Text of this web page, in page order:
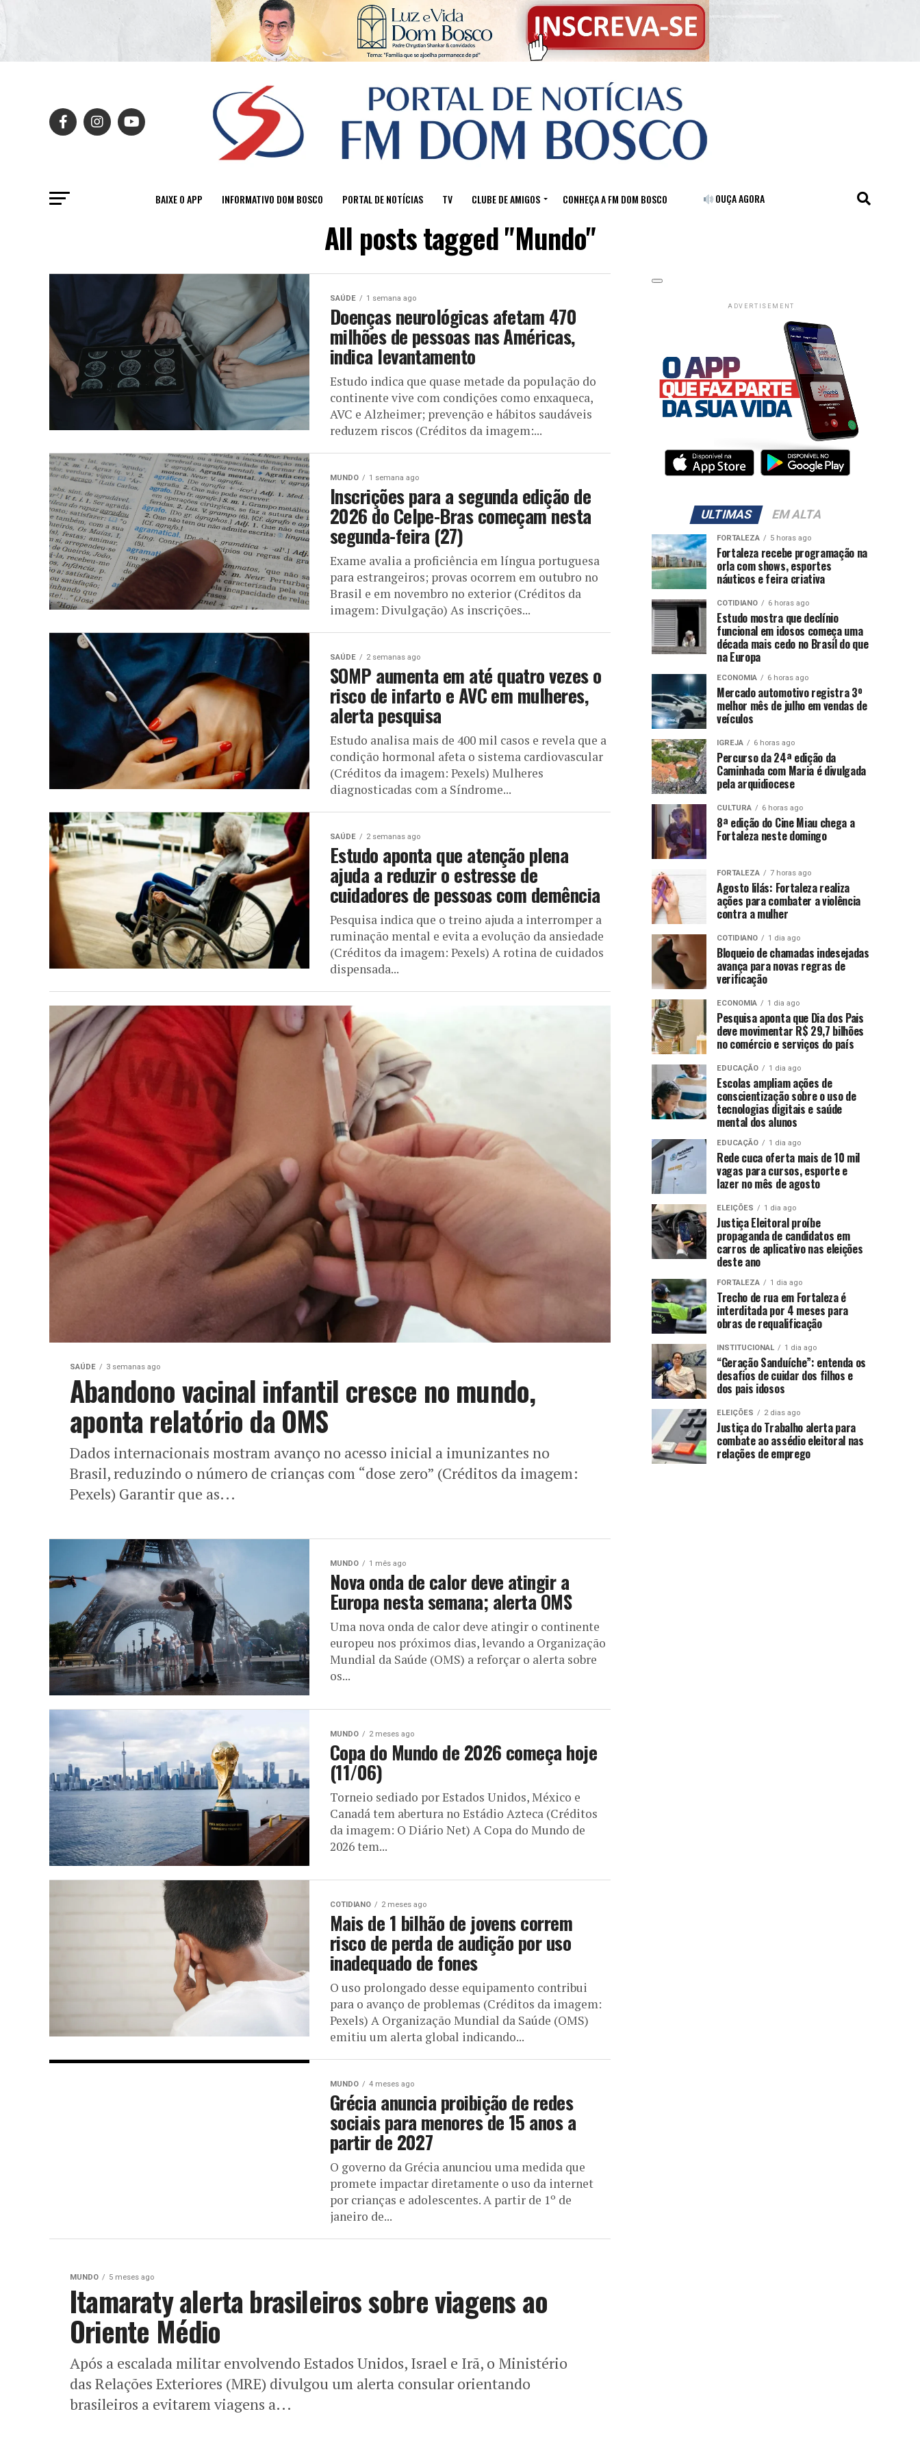
BAIXE O APP INFORMATIVO DOM BOSCO PORTAL DE NOTÍCIAS TV CLUBE DE AMIGOS CONHEÇA A FM DOM BOSCO OUÇA AGORA
All posts tagged "Mundo"
SAÚDE 1 semana ago
Doenças neurológicas afetam 470
milhões de pessoas nas Américas,
indica levantamento
Estudo indica que quase metade da população do
continente vive com condições como enxaqueca,
AVC e Alzheimer; prevenção e hábitos saudáveis
reduzem riscos (Créditos da imagem:...
MUNDO 1 semana ago
Inscrições para a segunda edição de
2026 do Celpe-Bras começam nesta
segunda-feira (27)
Exame avalia a proficiência em língua portuguesa
para estrangeiros; provas ocorrem em outubro no
Brasil e em novembro no exterior (Créditos da
imagem: Divulgação) As inscrições...
SAÚDE 2 semanas ago
SOMP aumenta em até quatro vezes o
risco de infarto e AVC em mulheres,
alerta pesquisa
Estudo analisa mais de 400 mil casos e revela que a
condição hormonal afeta o sistema cardiovascular
(Créditos da imagem: Pexels) Mulheres
diagnosticadas com a Síndrome...
SAÚDE 2 semanas ago
Estudo aponta que atenção plena
ajuda a reduzir o estresse de
cuidadores de pessoas com demência
Pesquisa indica que o treino ajuda a interromper a
ruminação mental e evita a evolução da ansiedade
(Créditos da imagem: Pexels) A rotina de cuidados
dispensada...
SAÚDE 3 semanas ago
Abandono vacinal infantil cresce no mundo,
aponta relatório da OMS
Dados internacionais mostram avanço no acesso inicial a imunizantes no
Brasil, reduzindo o número de crianças com “dose zero” (Créditos da imagem:
Pexels) Garantir que as...
MUNDO 1 mês ago
Nova onda de calor deve atingir a
Europa nesta semana; alerta OMS
Uma nova onda de calor deve atingir o continente
europeu nos próximos dias, levando a Organização
Mundial da Saúde (OMS) a reforçar o alerta sobre
os...
MUNDO 2 meses ago
Copa do Mundo de 2026 começa hoje
(11/06)
Torneio sediado por Estados Unidos, México e
Canadá tem abertura no Estádio Azteca (Créditos
da imagem: O Diário Net) A Copa do Mundo de
2026 tem...
COTIDIANO 2 meses ago
Mais de 1 bilhão de jovens correm
risco de perda de audição por uso
inadequado de fones
O uso prolongado desse equipamento contribui
para o avanço de problemas (Créditos da imagem:
Pexels) A Organização Mundial da Saúde (OMS)
emitiu um alerta global indicando...
MUNDO 4 meses ago
Grécia anuncia proibição de redes
sociais para menores de 15 anos a
partir de 2027
O governo da Grécia anunciou uma medida que
promete impactar diretamente o uso da internet
por crianças e adolescentes. A partir de 1º de
janeiro de...
MUNDO 5 meses ago
Itamaraty alerta brasileiros sobre viagens ao
Oriente Médio
Após a escalada militar envolvendo Estados Unidos, Israel e Irã, o Ministério
das Relações Exteriores (MRE) divulgou um alerta consular orientando
brasileiros a evitarem viagens a...
ADVERTISEMENT
ULTIMAS EM ALTA
FORTALEZA 5 horas ago
Fortaleza recebe programação na
orla com shows, esportes
náuticos e feira criativa
COTIDIANO 6 horas ago
Estudo mostra que declínio
funcional em idosos começa uma
década mais cedo no Brasil do que
na Europa
ECONOMIA 6 horas ago
Mercado automotivo registra 3º
melhor mês de julho em vendas de
veículos
IGREJA 6 horas ago
Percurso da 24ª edição da
Caminhada com Maria é divulgada
pela arquidiocese
CULTURA 6 horas ago
8ª edição do Cine Miau chega a
Fortaleza neste domingo
FORTALEZA 7 horas ago
Agosto lilás: Fortaleza realiza
ações para combater a violência
contra a mulher
COTIDIANO 1 dia ago
Bloqueio de chamadas indesejadas
avança para novas regras de
verificação
ECONOMIA 1 dia ago
Pesquisa aponta que Dia dos Pais
deve movimentar R$ 29,7 bilhões
no comércio e serviços do país
EDUCAÇÃO 1 dia ago
Escolas ampliam ações de
conscientização sobre o uso de
tecnologias digitais e saúde
mental dos alunos
EDUCAÇÃO 1 dia ago
Rede cuca oferta mais de 10 mil
vagas para cursos, esporte e
lazer no mês de agosto
ELEIÇÕES 1 dia ago
Justiça Eleitoral proíbe
propaganda de candidatos em
carros de aplicativo nas eleições
deste ano
FORTALEZA 1 dia ago
Trecho de rua em Fortaleza é
interditada por 4 meses para
obras de requalificação
INSTITUCIONAL 1 dia ago
“Geração Sanduíche”: entenda os
desafios de cuidar dos filhos e
dos pais idosos
ELEIÇÕES 2 dias ago
Justiça do Trabalho alerta para
combate ao assédio eleitoral nas
relações de emprego